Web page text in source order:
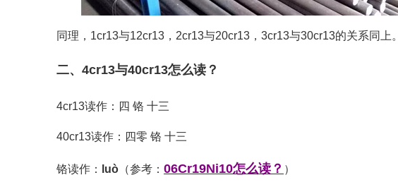
同理，1cr13与12cr13，2cr13与20cr13，3cr13与30cr13的关系同上。
二、4cr13与40cr13怎么读？
4cr13读作：四 铬 十三
40cr13读作：四零 铬 十三
铬读作： luò （参考： 06Cr19Ni10怎么读？ ）